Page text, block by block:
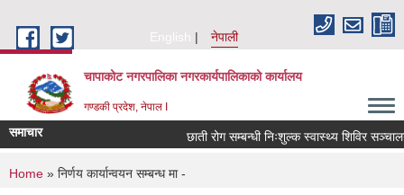
English
नेपाली
चापाकोट नगरपालिका नगरकार्यपालिकाको कार्यालय
गण्डकी प्रदेश, नेपाल I
समाचार छाती रोग सम्बन्धी निःशुल्क स्वास्थ्य शिविर सञ्चालन
You are here
Home » निर्णय कार्यान्वयन सम्बन्ध मा -